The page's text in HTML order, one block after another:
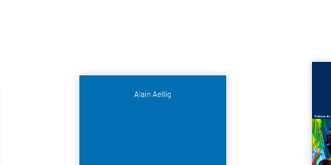
Et si le naufrage n’avait pas
La
de